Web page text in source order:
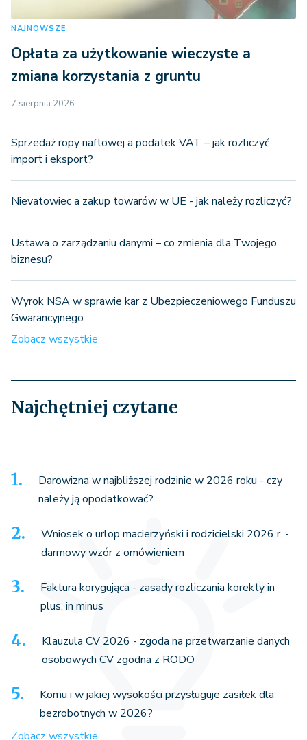
NAJNOWSZE
Opłata za użytkowanie wieczyste a
zmiana korzystania z gruntu
7 sierpnia 2026
Sprzedaż ropy naftowej a podatek VAT – jak rozliczyć
import i eksport?
Nievatowiec a zakup towarów w UE - jak należy rozliczyć?
Ustawa o zarządzaniu danymi – co zmienia dla Twojego
biznesu?
Wyrok NSA w sprawie kar z Ubezpieczeniowego Funduszu
Gwarancyjnego
Zobacz wszystkie
Najchętniej czytane
Darowizna w najbliższej rodzinie w 2026 roku - czy
należy ją opodatkować?
Wniosek o urlop macierzyński i rodzicielski 2026 r. -
darmowy wzór z omówieniem
Faktura korygująca - zasady rozliczania korekty in
plus, in minus
Klauzula CV 2026 - zgoda na przetwarzanie danych
osobowych CV zgodna z RODO
Komu i w jakiej wysokości przysługuje zasiłek dla
bezrobotnych w 2026?
Zobacz wszystkie